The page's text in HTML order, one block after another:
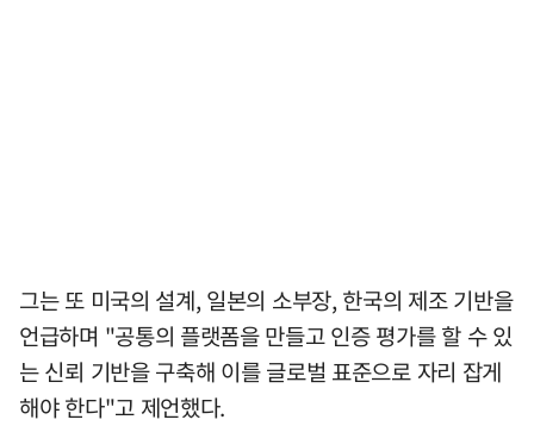
그는 또 미국의 설계, 일본의 소부장, 한국의 제조 기반을
언급하며 "공통의 플랫폼을 만들고 인증 평가를 할 수 있
는 신뢰 기반을 구축해 이를 글로벌 표준으로 자리 잡게
해야 한다"고 제언했다.